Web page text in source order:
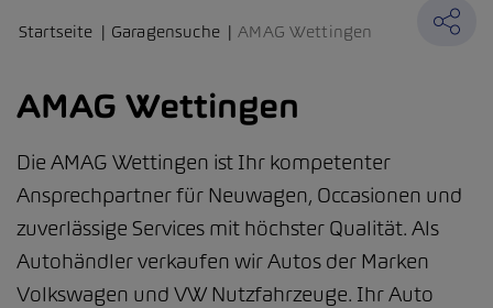
Startseite Garagensuche AMAG Wettingen
AMAG Wettingen
Die AMAG Wettingen ist Ihr kompetenter
Ansprechpartner für Neuwagen, Occasionen und
zuverlässige Services mit höchster Qualität. Als
Autohändler verkaufen wir Autos der Marken
Volkswagen und VW Nutzfahrzeuge. Ihr Auto